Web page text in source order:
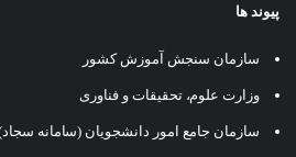
پیوند ها
سازمان سنجش آموزش کشور
وزارت علوم، تحقیقات و فناوری
سازمان جامع امور دانشجویان (سامانه